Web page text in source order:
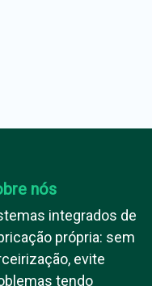
nós
integrados de
própria: sem
evite
tendo